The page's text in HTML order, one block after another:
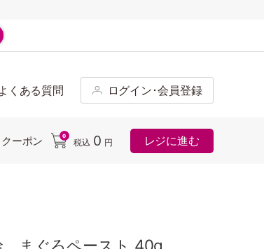
くある質問 ログイン･会員登録
クーポン 0
税込 0 円 レジに進む
まぐろペースト 40g